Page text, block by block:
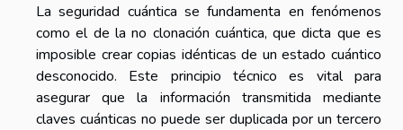
La seguridad cuántica se fundamenta en fenómenos
como el de la no clonación cuántica, que dicta que es
imposible crear copias idénticas de un estado cuántico
desconocido. Este principio técnico es vital para
asegurar que la información transmitida mediante
claves cuánticas no puede ser duplicada por un tercero